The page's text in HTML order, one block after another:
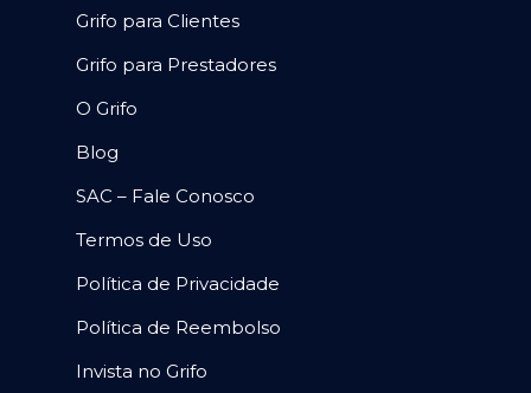
Grifo para Clientes
Grifo para Prestadores
O Grifo
Blog
SAC – Fale Conosco
Termos de Uso
Política de Privacidade
Política de Reembolso
Invista no Grifo